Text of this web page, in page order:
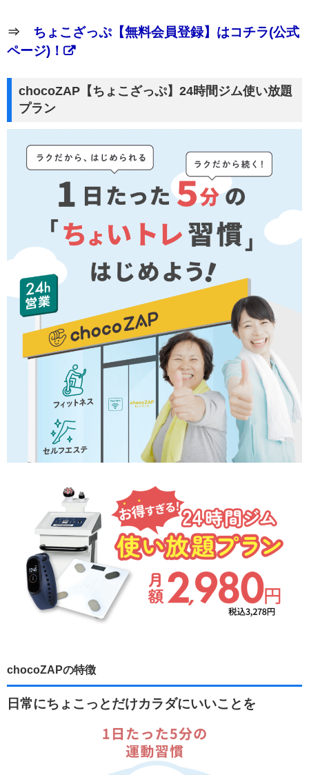
⇒ ちょこざっぷ【無料会員登録】はコチラ(公式
ページ)！
chocoZAP【ちょこざっぷ】24時間ジム使い放題
プラン
chocoZAPの特徴
日常にちょこっとだけカラダにいいことを